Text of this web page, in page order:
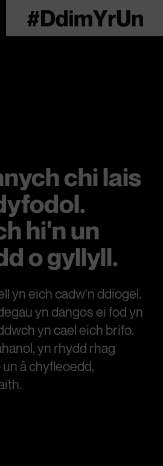
chi lais
hi'n un
o gyllyll.
yn eich cadw'n ddiogel.
yn dangos ei fod yn
yn cael eich brifo.
yn rhydd rhag
â chyfleoedd,